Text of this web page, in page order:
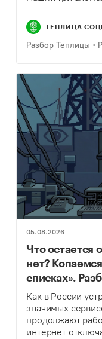
ТЕПЛИЦА
Разбор Теплицы
05.08.2026
Что остается
нет?
списках».
Как в России
значимых
продолжают
интернет